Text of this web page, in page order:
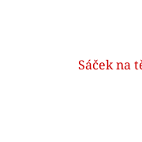
Sáček na